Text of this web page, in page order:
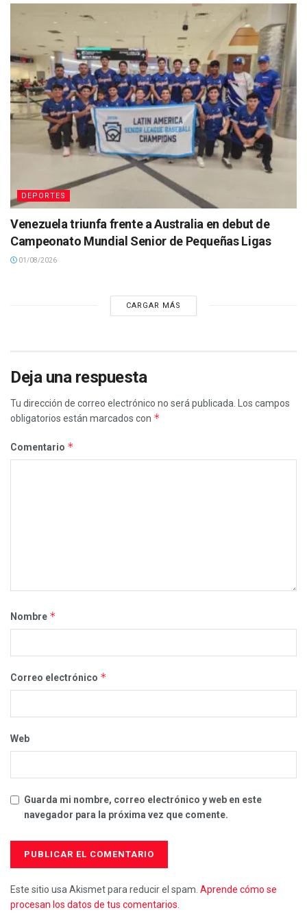
DEPORTES
Venezuela triunfa frente a Australia en debut de
Campeonato Mundial Senior de Pequeñas Ligas
01/08/2026
CARGAR MÁS
Deja una respuesta
Tu dirección de correo electrónico no será publicada.
Los campos
obligatorios están marcados con *
Comentario *
Nombre *
Correo electrónico *
Web
Guarda mi nombre, correo electrónico y web en este
navegador para la próxima vez que comente.
Este sitio usa Akismet para reducir el spam. Aprende cómo se
procesan los datos de tus comentarios.